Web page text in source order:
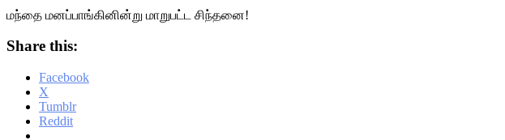
மந்தை மனப்பாங்கினின்று மாறுபட்ட சிந்தனை!
Share this:
Facebook
X
Tumblr
Reddit